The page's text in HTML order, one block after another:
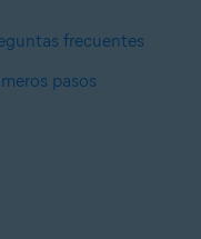
frecuentes
pasos